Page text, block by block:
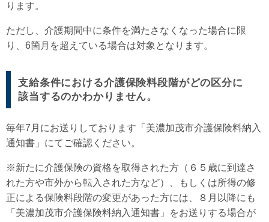
ります。
ただし、介護期間中に条件を満たさなくなった場合に限
り、6箇月を超えている場合は対象となります。
支給条件における介護保険料段階がどの区分に
該当するのかわかりません。
毎年7月にお送りしております「美濃加茂市介護保険料納入
通知書」にてご確認ください。
※新たに介護保険の資格を取得された方（６５歳に到達さ
れた方や市外から転入された方など）、もしくは所得の修
正による保険料段階の変更があった方には、８月以降にも
「美濃加茂市介護保険料納入通知書」をお送りする場合が